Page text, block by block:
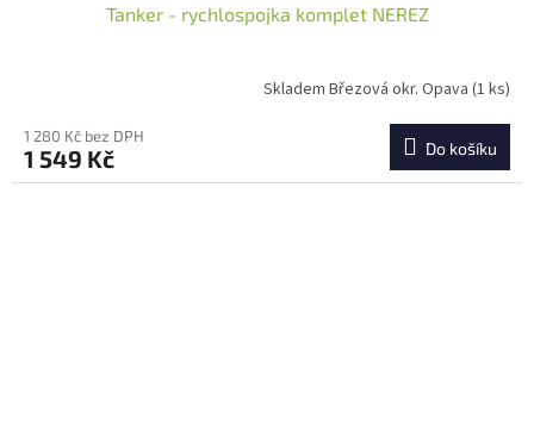
Tanker - rychlospojka komplet NEREZ
Skladem Březová okr. Opava (1 ks)
1 280 Kč bez DPH
1 549 Kč Do košíku